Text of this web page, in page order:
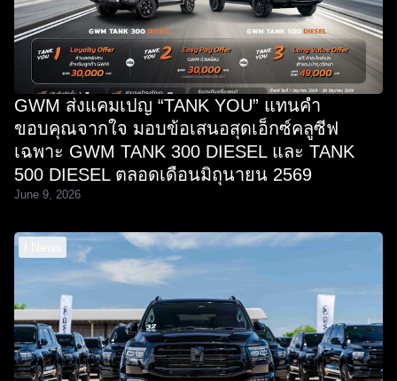
GWM ส่งแคมเปญ “TANK YOU” แทนคำ
ขอบคุณจากใจ มอบข้อเสนอสุดเอ็กซ์คลูซีฟ
เฉพาะ GWM TANK 300 DIESEL และ TANK
500 DIESEL ตลอดเดือนมิถุนายน 2569
June 9, 2026
I News